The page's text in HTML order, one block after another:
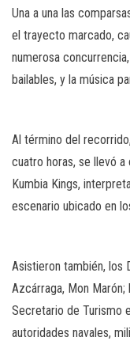
Una a una las
el trayecto marcado,
numerosa
bailables, y la música
Al término del
cuatro horas, se llevó
Kumbia Kings,
escenario ubicado en
Asistieron también, los
Azcárraga, Mon Marón;
Secretario de Turismo
autoridades navales,